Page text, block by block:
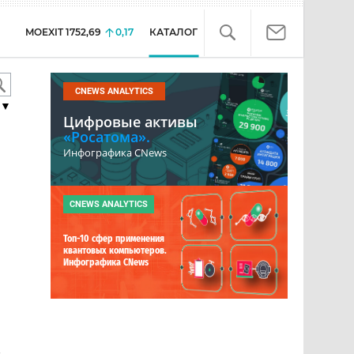
MOEXIT 1752,69 0,17 КАТАЛОГ
▼
CNEWS ANALYTICS
Цифровые активы
«Росатома».
Инфографика CNews
CNEWS ANALYTICS
Топ-10 сфер применения
квантовых компьютеров.
Инфографика CNews